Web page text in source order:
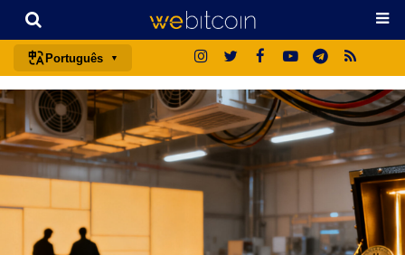
Português
português (BR)
english
español
français
italiano
deutsch